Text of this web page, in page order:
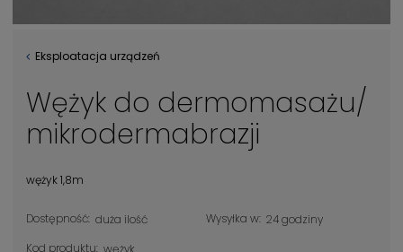
Eksploatacja urządzeń
Wężyk do dermomasażu/
mikrodermabrazji
wężyk 1,8m
Dostępność: duża ilość Wysyłka w: 24 godziny
Kod produktu: wężyk